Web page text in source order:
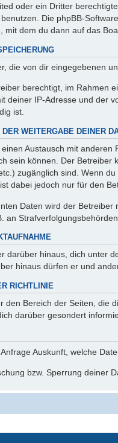
oder ein Dritter
Die phpBB-
mit dem du dann auf das
die von dir eingegebenen
berechtigt, im Rahmen
deiner IP-Adresse und der
ist.
WEITERGABE DEINER
Austausch mit
sein können. Der
zugänglich sind. Wenn
dabei jedoch nur für den
Daten wird der
an
darüber hinaus, dich unter
hinaus dürfen er und
RICHTLINIE
den Bereich der Seiten, die
darüber gesondert
Auskunft, welche
bzw. Sperrung deiner